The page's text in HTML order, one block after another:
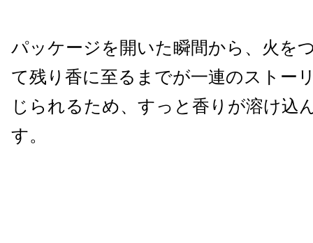
パッケージを開いた瞬間から、火を
て残り香に至るまでが一連のストー
じられるため、すっと香りが溶け込
す。